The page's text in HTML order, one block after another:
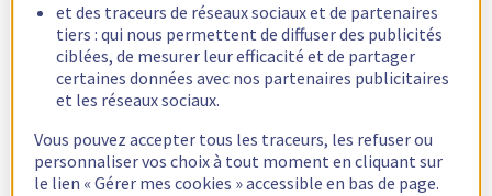
et des traceurs de réseaux sociaux et de partenaires
tiers : qui nous permettent de diffuser des publicités
ciblées, de mesurer leur efficacité et de partager
certaines données avec nos partenaires publicitaires
et les réseaux sociaux.
Vous pouvez accepter tous les traceurs, les refuser ou
personnaliser vos choix à tout moment en cliquant sur
le lien « Gérer mes cookies » accessible en bas de page.